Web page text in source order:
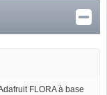
FLORA à base